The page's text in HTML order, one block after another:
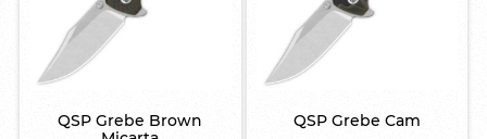
QSP Grebe Brown
QSP Grebe Cam